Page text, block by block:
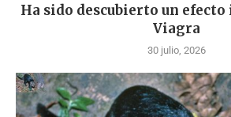
Ha sido descubierto un
Viagra
30 julio, 2026